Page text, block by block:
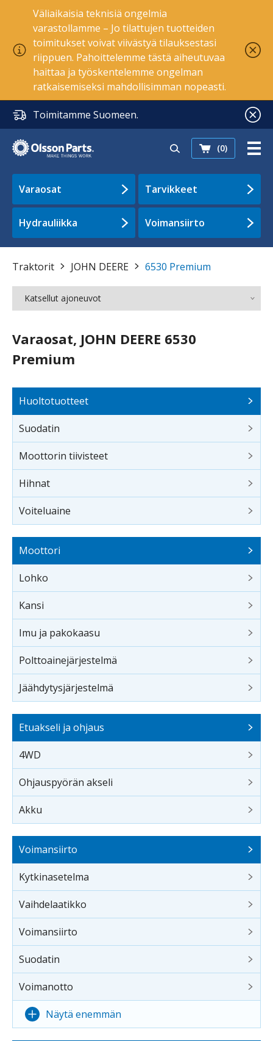
Väliaikaisia teknisiä ongelmia
varastollamme – Jo tilattujen tuotteiden
toimitukset voivat viivästyä tilauksestasi
riippuen. Pahoittelemme tästä aiheutuvaa
haittaa ja työskentelemme ongelman
ratkaisemiseksi mahdollisimman nopeasti.
Toimitamme Suomeen.
(0)
Varaosat Tarvikkeet
Hydrauliikka Voimansiirto
Traktorit JOHN DEERE 6530 Premium
Katsellut ajoneuvot
Varaosat, JOHN DEERE 6530
Premium
Huoltotuotteet
Suodatin
Moottorin tiivisteet
Hihnat
Voiteluaine
Moottori
Lohko
Kansi
Imu ja pakokaasu
Polttoainejärjestelmä
Jäähdytysjärjestelmä
Etuakseli ja ohjaus
4WD
Ohjauspyörän akseli
Akku
Voimansiirto
Kytkinasetelma
Vaihdelaatikko
Voimansiirto
Suodatin
Voimanotto
Näytä enemmän